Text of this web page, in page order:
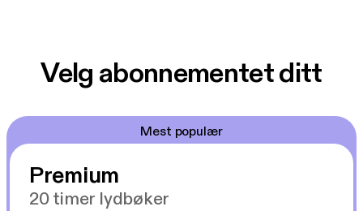
Velg abonnementet ditt
Mest populær
Premium
20 timer lydbøker